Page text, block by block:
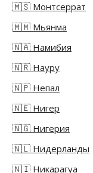
🇲🇸 Монтсеррат
🇲🇲 Мьянма
🇳🇦 Намибия
🇳🇷 Науру
🇳🇵 Непал
🇳🇪 Нигер
🇳🇬 Нигерия
🇳🇱 Нидерланды
🇳🇮 Никарагуа